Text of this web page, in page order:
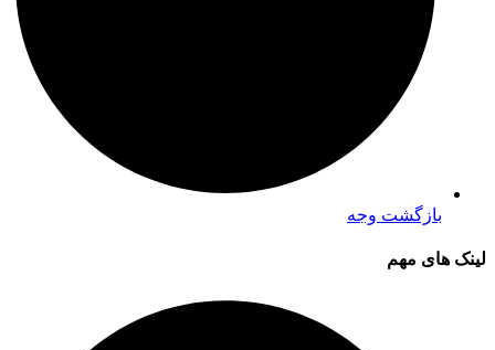
بازگشت وجه
لینک های مهم